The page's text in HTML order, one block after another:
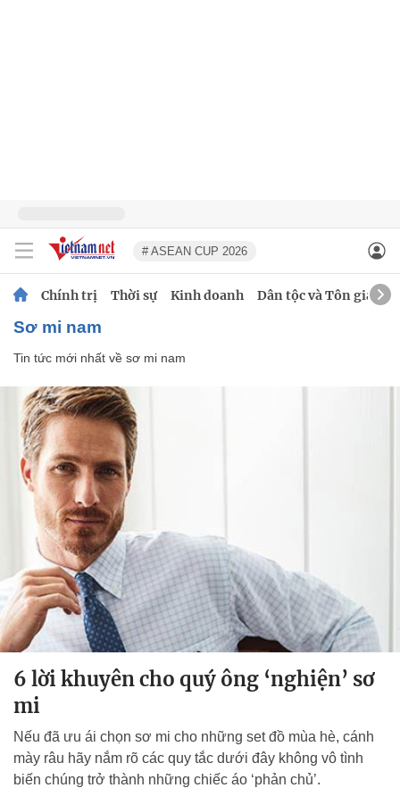
# ASEAN CUP 2026
Chính trị Thời sự Kinh doanh Dân tộc và Tôn giáo
sơ mi nam
Tin tức mới nhất về sơ mi nam
6 lời khuyên cho quý ông ‘nghiện’ sơ
mi
Nếu đã ưu ái chọn sơ mi cho những set đồ mùa hè, cánh
mày râu hãy nắm rõ các quy tắc dưới đây không vô tình
biến chúng trở thành những chiếc áo ‘phản chủ’.